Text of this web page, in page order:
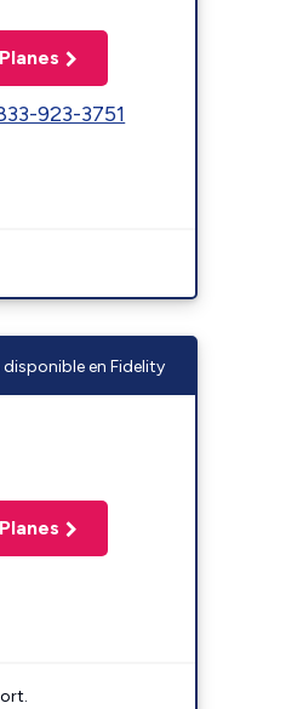
923-3751
disponible en Fidelity